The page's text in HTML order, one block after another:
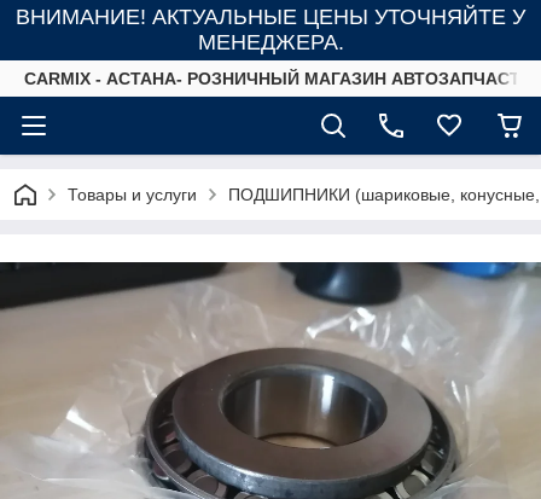
ВНИМАНИЕ! АКТУАЛЬНЫЕ ЦЕНЫ УТОЧНЯЙТЕ У
МЕНЕДЖЕРА.
СARMIX - АСТАНА- РОЗНИЧНЫЙ МАГАЗИН
Товары и услуги ПОДШИПНИКИ (шариковые, конусные,